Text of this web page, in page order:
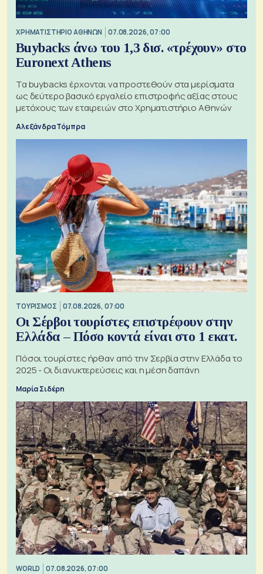
XΡΗΜΑΤΙΣΤΗΡΙΟ ΑΘΗΝΩΝ 07.08.2026, 07:00
Buybacks άνω του 1,3 δισ. «τρέχουν» στο
Euronext Athens
Τα buybacks έρχονται να προστεθούν στα μερίσματα
ως δεύτερο βασικό εργαλείο επιστροφής αξίας στους
μετόχους των εταιρειών στο Χρηματιστήριο Αθηνών
Αλεξάνδρα Τόμπρα
ΤΟΥΡΙΣΜΟΣ 07.08.2026, 07:00
Οι Σέρβοι τουρίστες επιστρέφουν στην
Ελλάδα – Πόσο κοντά είναι στο 1 εκατ.
Πόσοι τουρίστες ήρθαν από την Σερβία στην Ελλάδα το
2025 - Οι διανυκτερεύσεις και η μέση δαπάνη
Μαρία Σιδέρη
WORLD 07.08.2026, 07:00